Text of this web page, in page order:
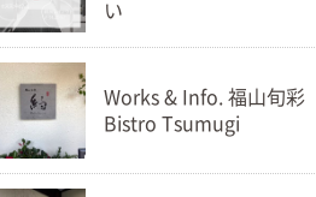
い
Works & Info. 福山旬彩
Bistro Tsumugi